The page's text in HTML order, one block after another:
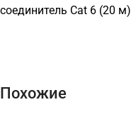
соединитель Cat 6 (20 м)
Похожие